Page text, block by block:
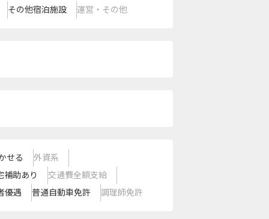
その他宿泊施設 運営・その他
せる
外資系
補助あり
交通費全額支給
優遇
普通自動車免許 調理師免許